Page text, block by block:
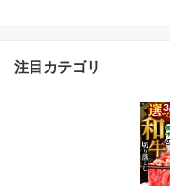
注目カテゴリ